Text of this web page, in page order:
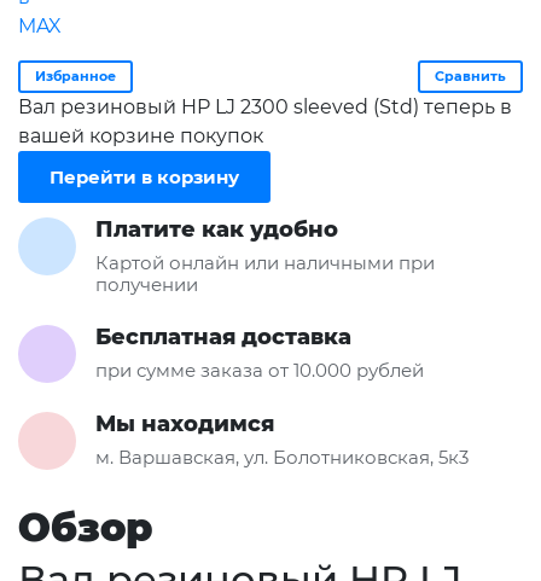
Избранное Сравнить
Вал резиновый HP LJ 2300 sleeved (Std) теперь в
вашей корзине покупок
Перейти в корзину
Платите как удобно
Картой онлайн или наличными при
получении
Бесплатная доставка
при сумме заказа от 10.000 рублей
Мы находимся
м. Варшавская, ул. Болотниковская, 5к3
Обзор